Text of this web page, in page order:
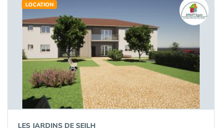
LOCATION
LES JARDINS DE SEILH